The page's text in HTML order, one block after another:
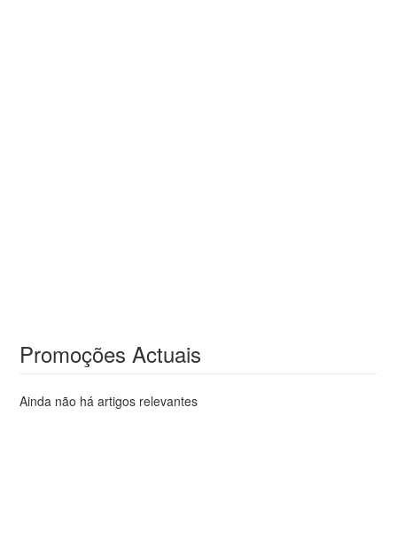
Promoções Actuais
Ainda não há artigos relevantes